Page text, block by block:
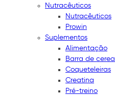
Nutracêuticos
Nutracêuticos
Prowin
Suplementos
Alimentação
Barra de cereal
Coqueteleiras
Creatina
Pré-treino